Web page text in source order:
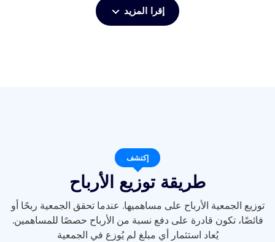
إقرا المزيد
إكتشف
طريقة توزيع الأرباح
توزيع الجمعية الأرباح على مساهميها. عندما تحقق الجمعية ربحًا أو
فائضًا، تكون قادرة على دفع نسبة من الأرباح حصصًا للمساهمين.
يُعاد استثمار أي مبلغ لم يُوزع في الجمعية